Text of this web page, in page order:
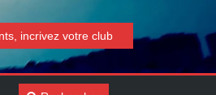
incrivez votre club